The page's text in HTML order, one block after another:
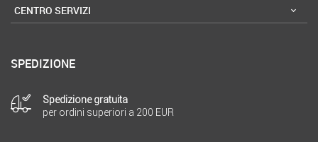
CENTRO SERVIZI
SPEDIZIONE
Spedizione gratuita
per ordini superiori a 200 EUR